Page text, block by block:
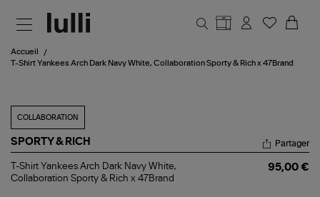
Accueil
T-Shirt Yankees Arch Dark Navy White, Collaboration Sporty & Rich x 47Brand
COLLABORATION
SPORTY & RICH
T-
Shirt
Partager
T-Shirt Yankees Arch Dark Navy White,
Collaboration Sporty & Rich x 47Brand
95,00 €